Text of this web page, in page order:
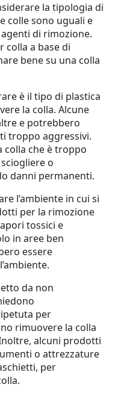
la tipologia di
colle sono uguali e
di rimozione.
colla a base di
bene su una colla
è il tipo di plastica
la colla. Alcune
e potrebbero
troppo aggressivi.
che è troppo
o
danni permanenti.
l’ambiente in cui si
per la rimozione
tossici e
in aree ben
essere
da non
per
rimuovere la colla
alcuni prodotti
o attrezzature
per